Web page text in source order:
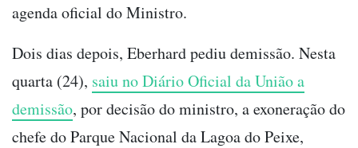
agenda oficial do Ministro.
Dois dias depois, Eberhard pediu demissão. Nesta
quarta (24), saiu no Diário Oficial da União a
demissão, por decisão do ministro, a exoneração do
chefe do Parque Nacional da Lagoa do Peixe,